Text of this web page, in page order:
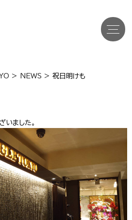
グラビア
キャスト求人
スタッフ求人
店舗一覧
> NEWS > 祝日明けも
いました。